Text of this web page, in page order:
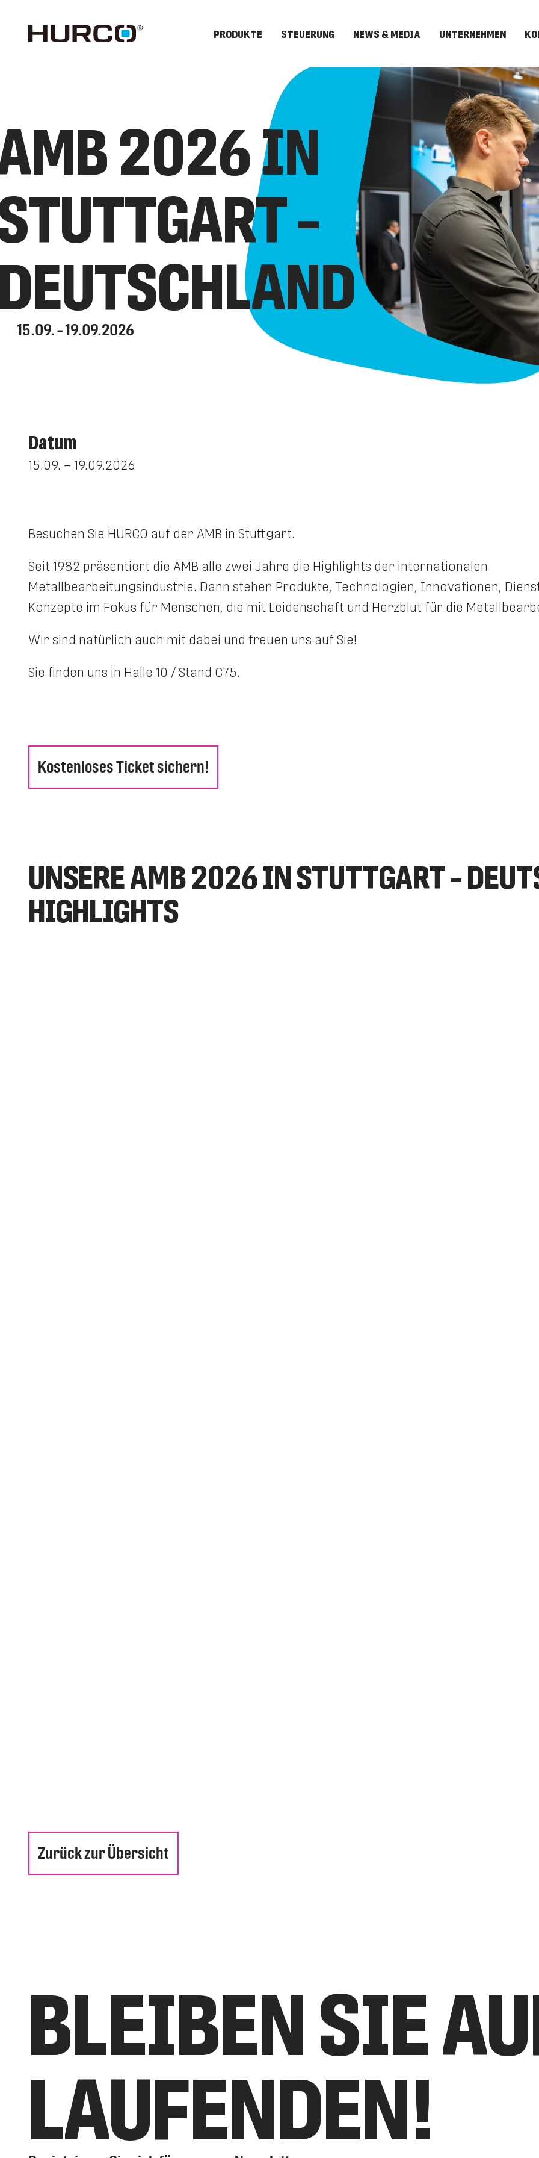
PRODUKTE STEUERUNG NEWS & MEDIA UNTERNEHMEN
2026 IN
–
15.09. – 19.09.2026
Datum
15.09. – 19.09.2026
Besuchen Sie HURCO auf der AMB in Stuttgart.
Seit 1982 präsentiert die AMB alle zwei Jahre die Highlights der internationalen
Metallbearbeitungsindustrie. Dann stehen Produkte, Technologien, Innovationen,
Konzepte im Fokus für Menschen, die mit Leidenschaft und Herzblut für die
Wir sind natürlich auch mit dabei und freuen uns auf Sie!
Sie finden uns in Halle 10 / Stand C75.
Kostenloses Ticket sichern!
UNSERE AMB 2026 IN STUTTGART –
HIGHLIGHTS
Zurück zur Übersicht
BLEIBEN SIE
LAUFENDEN!